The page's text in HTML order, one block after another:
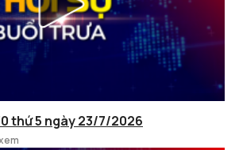
thứ 5 ngày 23/7/2026